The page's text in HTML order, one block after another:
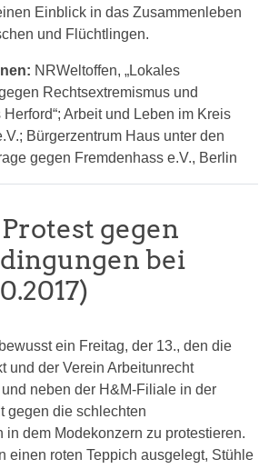
Einblick in das Zusammenleben
und Flüchtlingen.
NRWeltoffen, „Lokales
Rechtsextremismus und
Arbeit und Leben im Kreis
Bürgerzentrum Haus unter den
gegen Fremdenhass e.V., Berlin
gegen
bei
ein Freitag, der 13., den die
und der Verein Arbeitunrecht
neben der H&M-Filiale in der
gegen die schlechten
in dem Modekonzern zu protestieren.
einen roten Teppich ausgelegt, Stühle